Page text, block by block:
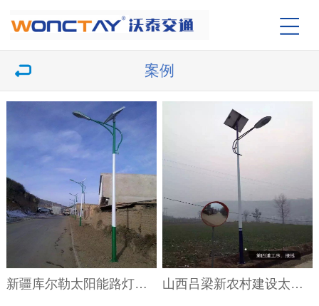
案例
新疆库尔勒太阳能路灯工程案例 山西吕梁新农村建设太阳能路灯案例